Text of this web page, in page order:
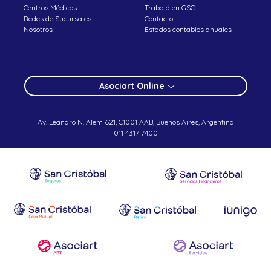
Centros Médicos
Redes de Sucursales
Nosotros
Trabajá en GSC
Contacto
Estados contables anuales
Asociart Online
Av. Leandro N. Alem 621, C1001 AAB, Buenos Aires, Argentina
011 4317 7400